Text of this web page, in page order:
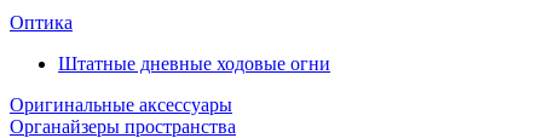
Оптика
Штатные дневные ходовые огни
Оригинальные аксессуары
Органайзеры пространства